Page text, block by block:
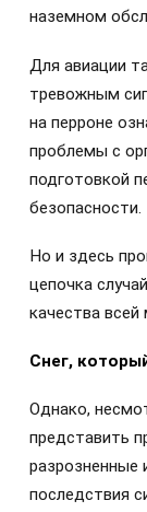
наземном
Для авиации
тревожным
на перроне
проблемы с
подготовкой
безопасности.
Но и здесь
цепочка
качества всей
Снег,
Однако,
представить
разрозненные
последствия